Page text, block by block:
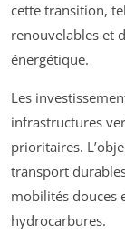
cette transition,
renouvelables et
énergétique.
Les
infrastructures
prioritaires.
transport
mobilités douces
hydrocarbures.